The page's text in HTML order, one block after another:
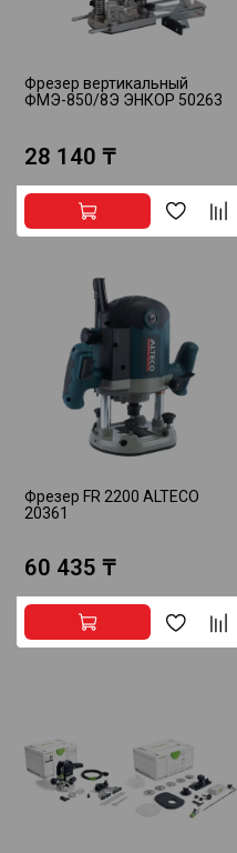
Фрезер вертикальный
ФМЭ-850/8Э ЭНКОР 50263
28 140 ₸
Фрезер FR 2200 ALTECO
20361
60 435 ₸